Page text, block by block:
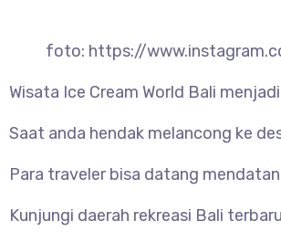
foto: https://
Wisata Ice Cream World Bali
Saat anda hendak melancong ke
Para traveler bisa datang
Kunjungi daerah rekreasi Bali